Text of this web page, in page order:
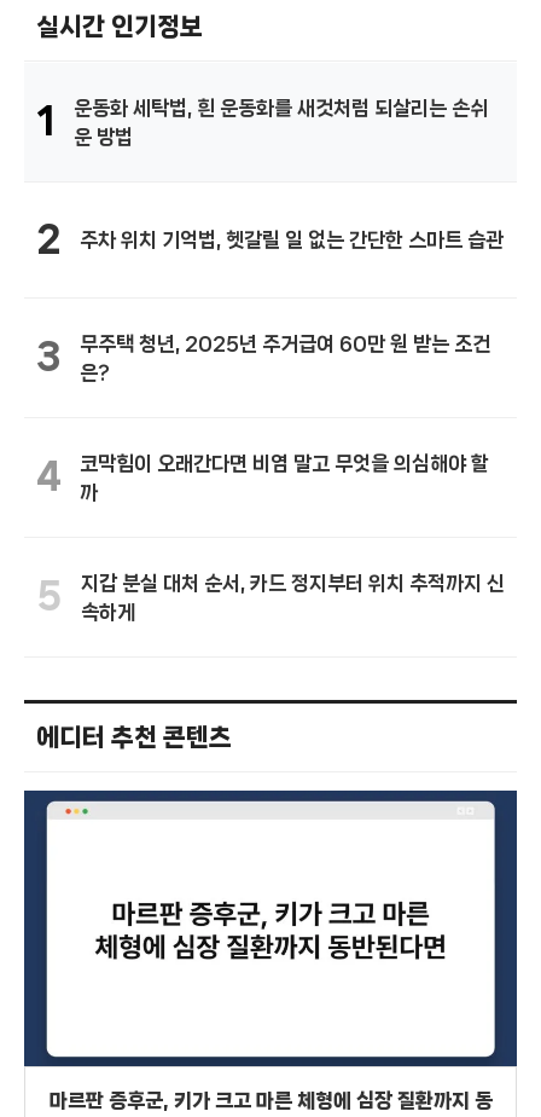
실시간 인기정보
1
운동화 세탁법, 흰 운동화를 새것처럼 되살리는 손쉬
운 방법
2 주차 위치 기억법, 헷갈릴 일 없는 간단한 스마트 습관
3
무주택 청년, 2025년 주거급여 60만 원 받는 조건
은?
4
코막힘이 오래간다면 비염 말고 무엇을 의심해야 할
까
5
지갑 분실 대처 순서, 카드 정지부터 위치 추적까지 신
속하게
에디터 추천 콘텐츠
마르판 증후군, 키가 크고 마른 체형에 심장 질환까지 동